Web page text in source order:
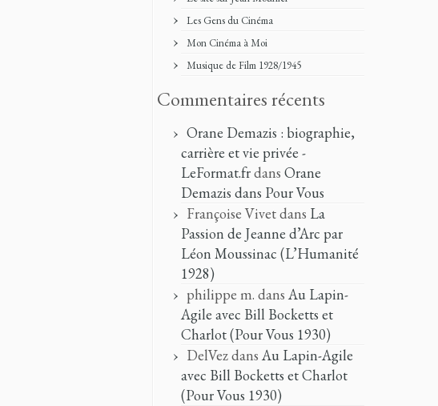
Les Gens du Cinéma
Mon Cinéma à Moi
Musique de Film 1928/1945
Commentaires récents
Orane Demazis : biographie,
carrière et vie privée -
LeFormat.frdans Orane
Demazis dans Pour Vous
Françoise Vivetdans La
Passion de Jeanne d’Arc par
Léon Moussinac (L’Humanité
1928)
philippe m. dans Au Lapin-
Agile avec Bill Bocketts et
Charlot (Pour Vous 1930)
DelVezdans Au Lapin-Agile
avec Bill Bocketts et Charlot
(Pour Vous 1930)